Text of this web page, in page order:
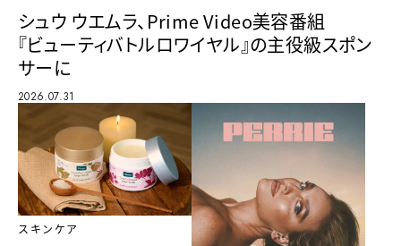
シュウ ウエムラ、Prime Video美容番組
『ビューティバトルロワイヤル』の主役級スポン
サーに
2026.07.31
スキンケア